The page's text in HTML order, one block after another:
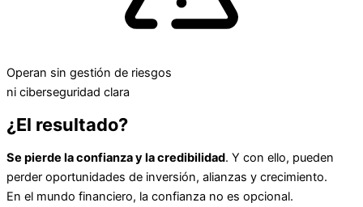
Operan sin gestión de riesgos
ni ciberseguridad clara
¿El resultado?
Se pierde la confianza y la credibilidad. Y con ello, pueden
perder oportunidades de inversión, alianzas y crecimiento.
En el mundo financiero, la confianza no es opcional.